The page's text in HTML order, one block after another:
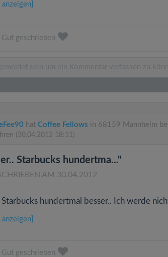
Gut geschrieben
hat Coffee Fellows in 68159 Mannheim
(30.04.2012 18:11)
Starbucks hundertma..."
AM 30.04.2012
hundertmal besser.. Ich werde
Gut geschrieben